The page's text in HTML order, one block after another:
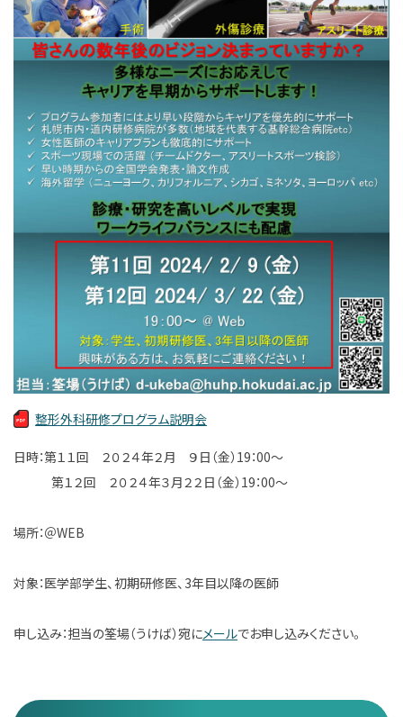
整形外科研修プログラム説明会
日時：第１１回 ２０２４年２月 ９日 （金）19：00～
第１２回 ２０２４年３月２２日（金）19：00～
場所：＠WEB
対象：医学部学生、初期研修医、3年目以降の医師
申し込み：担当の筌場（うけば）宛にメールでお申し込みください。